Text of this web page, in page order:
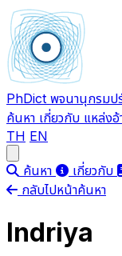
PhDict พจนานุกรมป
ค้นหา เกี่ยวกับ แหล่งอ้
TH EN
ค้นหา เกี่ยวกับ
กลับไปหน้าค้นหา
Indriya